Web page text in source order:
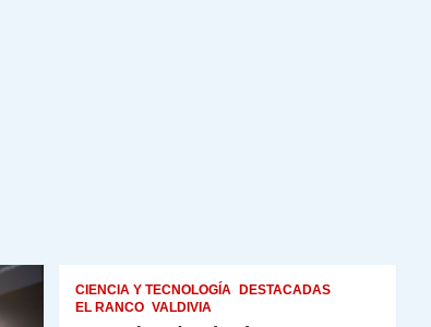
CIENCIA Y TECNOLOGÍA
DESTACADAS
EL RANCO VALDIVIA